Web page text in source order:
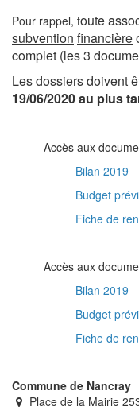
Pour rappel, toute
subvention financière
complet (les 3
Les dossiers doivent
19/06/2020 au plus
Accès aux
Bilan 2019
Budget
Fiche de
Accès aux
Bilan 2019
Budget
Fiche de
Commune de Nancray
Place de la Mairie